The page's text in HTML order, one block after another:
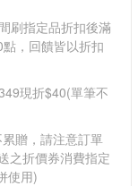
刷指定品折扣後滿
，回饋皆以折扣
現折$40(單筆不
贈，請注意訂單
之折價券消費指定
使用)